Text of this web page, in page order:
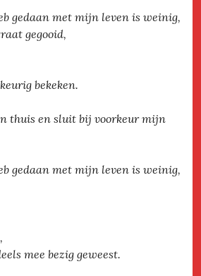
gedaan met mijn leven is weinig,
gegooid,
bekeken.
thuis en sluit bij voorkeur mijn
gedaan met mijn leven is weinig,
mee bezig geweest.